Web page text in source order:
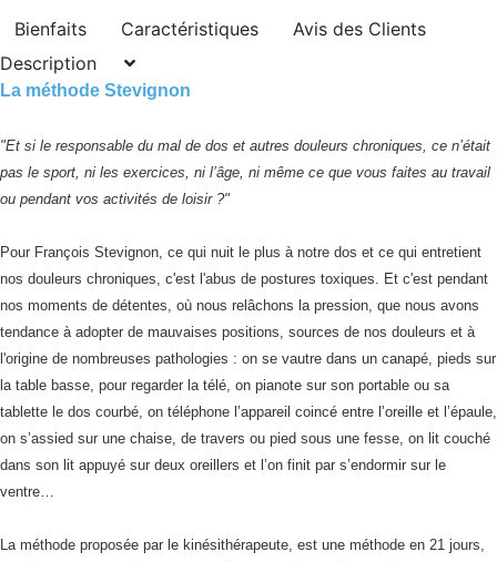
Bienfaits Caractéristiques
Avis des Clients
Description
La méthode Stevignon
"Et si le responsable du mal de dos et autres douleurs chroniques, ce n’était
pas le sport, ni les exercices, ni l’âge, ni même ce que vous faites au travail
ou pendant vos activités de loisir ?"
Pour François Stevignon, ce qui nuit le plus à notre dos et ce qui entretient
nos douleurs chroniques, c'est l'abus de postures toxiques. Et c'est pendant
nos moments de détentes, où nous relâchons la pression, que nous avons
tendance à adopter de mauvaises positions, sources de nos douleurs et à
l'origine de nombreuses pathologies : on se vautre dans un canapé, pieds sur
la table basse, pour regarder la télé, on pianote sur son portable ou sa
tablette le dos courbé, on téléphone l’appareil coincé entre l’oreille et l’épaule,
on s’assied sur une chaise, de travers ou pied sous une fesse, on lit couché
dans son lit appuyé sur deux oreillers et l’on finit par s’endormir sur le
ventre…
La méthode proposée par le kinésithérapeute, est une méthode en 21 jours,